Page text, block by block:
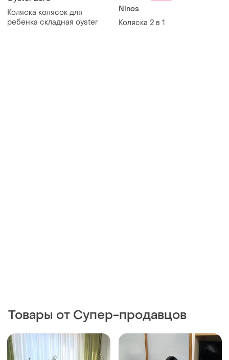
Коляска колясок для
ребенка складная oyster
Ninos
Коляска 2 в 1
Товары от Супер-продавцов